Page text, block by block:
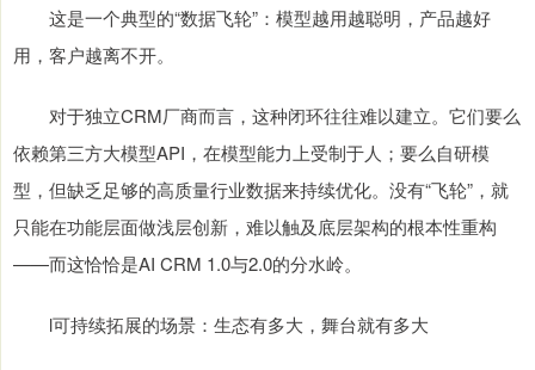
这是一个典型的“数据飞轮”：模型越用越聪明，产品越好
用，客户越离不开。
对于独立CRM厂商而言，这种闭环往往难以建立。它们要么
依赖第三方大模型API，在模型能力上受制于人；要么自研模
型，但缺乏足够的高质量行业数据来持续优化。没有“飞轮”，就
只能在功能层面做浅层创新，难以触及底层架构的根本性重构
——而这恰恰是AI CRM 1.0与2.0的分水岭。
l可持续拓展的场景：生态有多大，舞台就有多大